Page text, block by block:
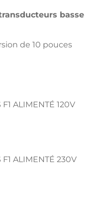
basse
de 10 pouces
ALIMENTÉ 120V
F1 ALIMENTÉ 230V